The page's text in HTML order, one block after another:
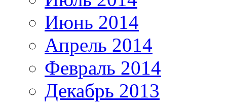
Июнь 2014
Апрель 2014
Февраль 2014
Декабрь 2013